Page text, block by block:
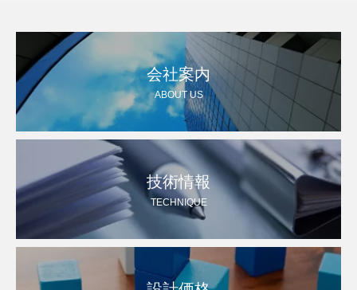
会社案内
ABOUT US
技術情報
TECHNIQUE